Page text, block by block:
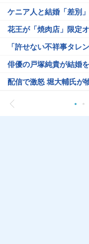
ケニア人と結婚「差別
花王が「焼肉店」限定
「許せない不祥事タレ
俳優の戸塚純貴が結婚
配信で激怒 堀大輔氏が